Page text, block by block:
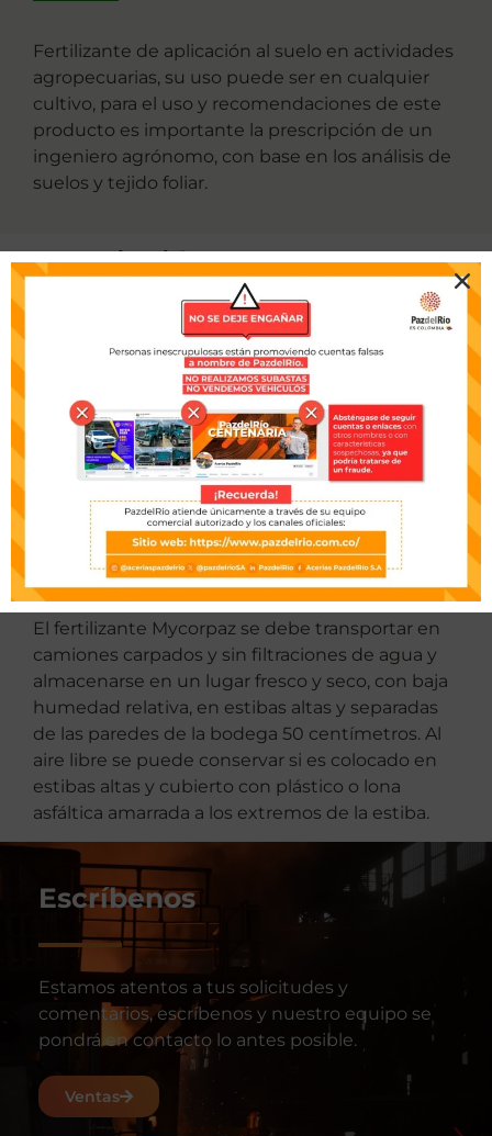
Fertilizante de aplicación al suelo en actividades
agropecuarias, su uso puede ser en cualquier
cultivo, para el uso y recomendaciones de este
producto es importante la prescripción de un
ingeniero agrónomo, con base en los análisis de
suelos y tejido foliar.
Descripción
Ver tabla
Transporte, almacenamiento
y conservación
El fertilizante Mycorpaz se debe transportar en
camiones carpados y sin filtraciones de agua y
almacenarse en un lugar fresco y seco, con baja
humedad relativa, en estibas altas y separadas
de las paredes de la bodega 50 centímetros. Al
aire libre se puede conservar si es colocado en
estibas altas y cubierto con plástico o lona
asfáltica amarrada a los extremos de la estiba.
Escríbenos
Estamos atentos a tus solicitudes y
comentarios, escríbenos y nuestro equipo se
pondrá en contacto lo antes posible.
Ventas